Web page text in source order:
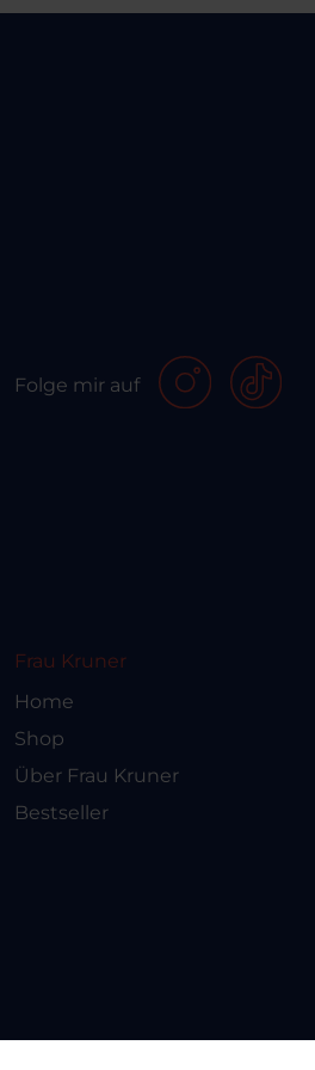
Folge mir auf
Frau Kruner
Home
Shop
Über Frau Kruner
Bestseller